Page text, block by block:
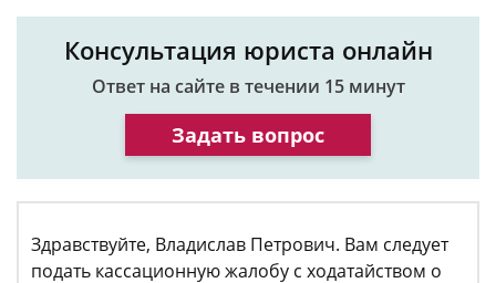
Консультация юриста онлайн
Ответ на сайте в течении 15 минут
Задать вопрос
Здравствуйте, Владислав Петрович. Вам следует
подать кассационную жалобу с ходатайством о